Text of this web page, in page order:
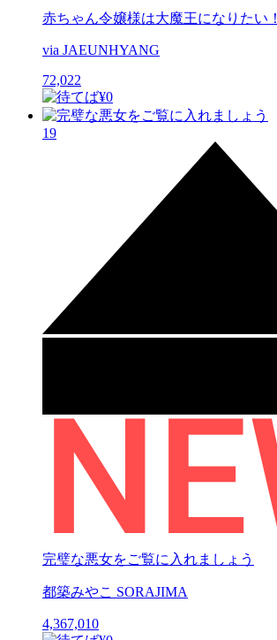
赤ちゃん令嬢様は大魔王になりたい！
via JAEUNHYANG
72,022
19
完璧な悪女をご覧に入れましょう
都築みやこ SORAJIMA
4,367,010